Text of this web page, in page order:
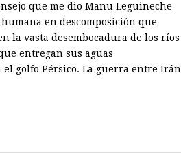
que me dio Manu Leguineche
en descomposición que
la vasta desembocadura de los ríos
entregan sus aguas
golfo Pérsico. La guerra entre Irán